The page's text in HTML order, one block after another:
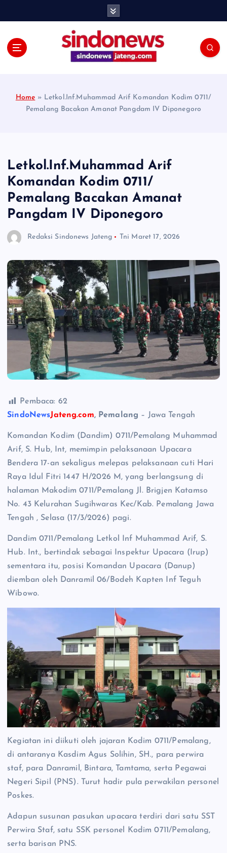
Home » Letkol.Inf.Muhammad Arif Komandan Kodim 0711/
Pemalang Bacakan Amanat Pangdam IV Diponegoro
Letkol.Inf.Muhammad Arif
Komandan Kodim 0711/
Pemalang Bacakan Amanat
Pangdam IV Diponegoro
Redaksi Sindonews Jateng Tni Maret 17, 2026
Pembaca: 62
SindoNewsJateng.com, Pemalang – Jawa Tengah
Komandan Kodim (Dandim) 0711/Pemalang Muhammad
Arif, S. Hub, Int, memimpin pelaksanaan Upacara
Bendera 17-an sekaligus melepas pelaksanaan cuti Hari
Raya Idul Fitri 1447 H/2026 M, yang berlangsung di
halaman Makodim 0711/Pemalang Jl. Brigjen Katamso
No. 43 Kelurahan Sugihwaras Kec/Kab. Pemalang Jawa
Tengah , Selasa (17/3/2026) pagi.
Dandim 0711/Pemalang Letkol Inf Muhammad Arif, S.
Hub. Int., bertindak sebagai Inspektur Upacara (Irup)
sementara itu, posisi Komandan Upacara (Danup)
diemban oleh Danramil 06/Bodeh Kapten Inf Teguh
Wibowo.
Kegiatan ini diikuti oleh jajaran Kodim 0711/Pemalang,
di antaranya Kasdim Agus Solihin, SH., para perwira
staf, para Danramil, Bintara, Tamtama, serta Pegawai
Negeri Sipil (PNS). Turut hadir pula perwakilan personel
Poskes.
Adapun susunan pasukan upacara terdiri dari satu SST
Perwira Staf, satu SSK personel Kodim 0711/Pemalang,
serta barisan PNS.